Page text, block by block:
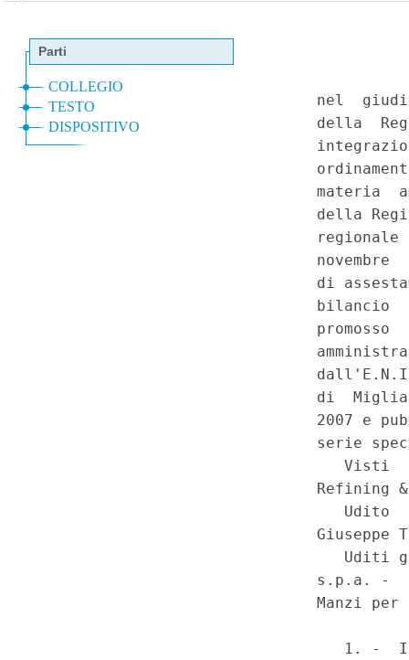
competenza statale
dell'ambiente» - Illegittimita'
Regione Emilia-Romagna 1°
come modificato dall'art. 25
Emilia-Romagna 28 luglio
117, comma secondo,
152, art. 265, comma 4).
Speciale - Corte